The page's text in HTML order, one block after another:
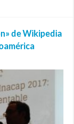
de Wikipedia